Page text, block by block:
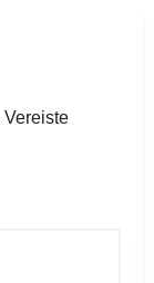
Vereiste